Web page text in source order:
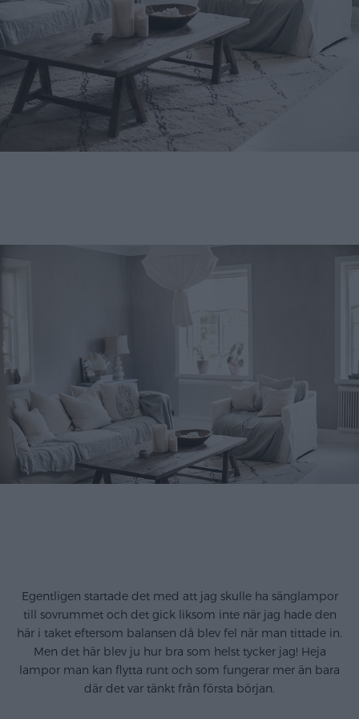
Egentligen startade det med att jag skulle ha sänglampor
till sovrummet och det gick liksom inte när jag hade den
här i taket eftersom balansen då blev fel när man tittade in.
Men det här blev ju hur bra som helst tycker jag! Heja
lampor man kan flytta runt och som fungerar mer än bara
där det var tänkt från första början.